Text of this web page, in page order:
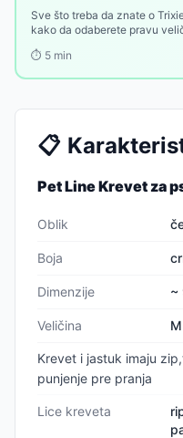
Sve što treba da znate o
kako da odaberete pravu
⏱️ 5 min
📋
Pet Line Krevet za
Oblik
Boja
Dimenzije ~
Veličina M
Krevet i jastuk imaju
punjenje pre pranja
Lice kreveta